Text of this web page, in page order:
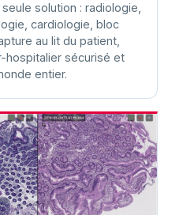
solution : radiologie,
cardiologie, bloc
au lit du patient,
hospitalier sécurisé et
entier.